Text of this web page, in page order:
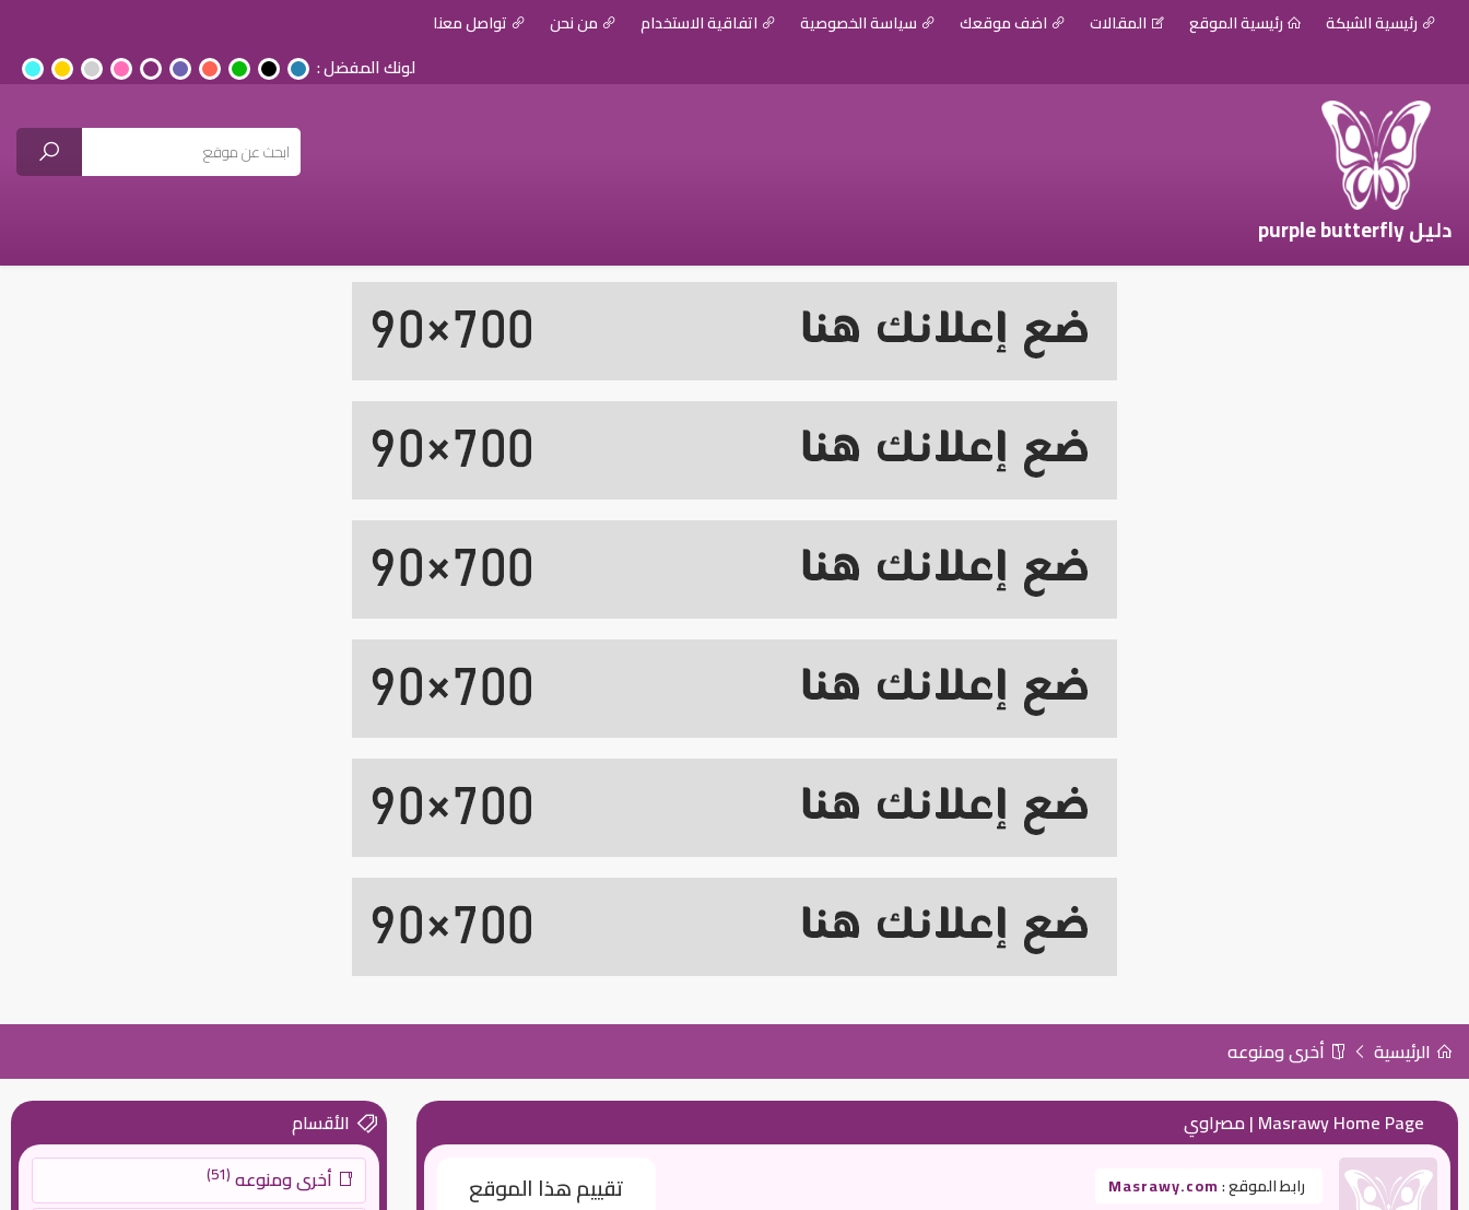
رئيسية الشبكة رئيسية الموقع المقالات اضف موقعك سياسة الخصوصية اتفاقية الاستخدام من نحن تواصل معنا
لونك المفضل :
دليل purple butterfly
الرئيسية أخرى ومنوعه
رابط الموقع :Masrawy.com تقييم هذا الموقع
الأقسام
أخرى ومنوعه (51)